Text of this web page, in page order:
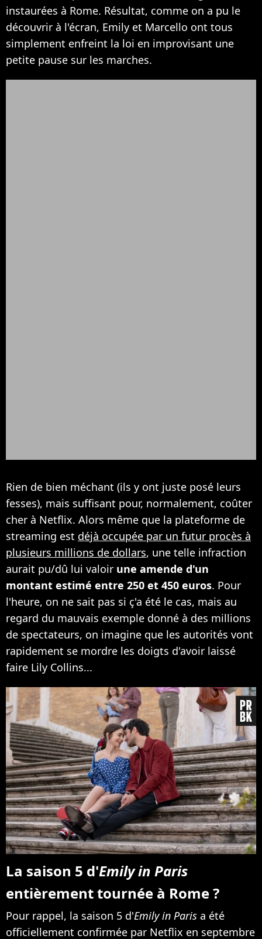
instaurées à Rome. Résultat, comme on a pu le
découvrir à l'écran, Emily et Marcello ont tous
simplement enfreint la loi en improvisant une
petite pause sur les marches.
Rien de bien méchant (ils y ont juste posé leurs
fesses), mais suffisant pour, normalement, coûter
cher à Netflix. Alors même que la plateforme de
streaming est déjà occupée par un futur procès à
plusieurs millions de dollars, une telle infraction
aurait pu/dû lui valoir une amende d'un
montant estimé entre 250 et 450 euros. Pour
l'heure, on ne sait pas si ç'a été le cas, mais au
regard du mauvais exemple donné à des millions
de spectateurs, on imagine que les autorités vont
rapidement se mordre les doigts d'avoir laissé
faire Lily Collins...
La saison 5 d'Emily in Paris
entièrement tournée à Rome ?
Pour rappel, la saison 5 d'Emily in Paris a été
officiellement confirmée par Netflix en septembre